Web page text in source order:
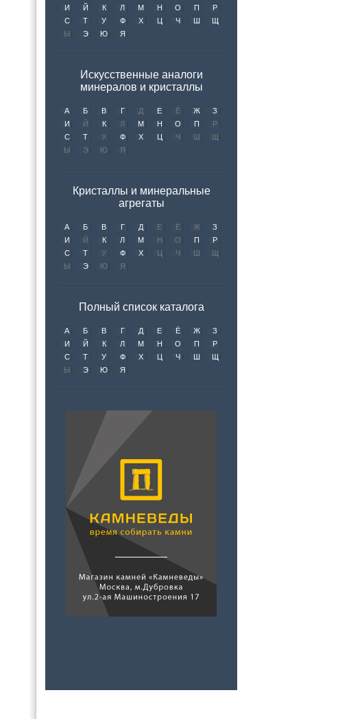
И
Й К Л М Н О П
Р
С
Т У Ф Х Ц Ч Ш
Щ
Ы
Э Ю Я
Искусственные аналоги
минералов и кристаллы
А Б В Г Д Е Ё Ж
З
И
Й К Л М Н О П
Р
С
Т У Ф Х Ц Ч Ш
Щ
Ы
Э Ю Я
Кристаллы и минеральные
агрегаты
А Б В Г Д Е Ё Ж
З
И
Й К Л М Н О П
Р
С
Т У Ф Х Ц Ч Ш
Щ
Ы
Э Ю Я
Полный список каталога
А Б В Г Д Е Ё Ж
З
И
Й К Л М Н О П
Р
С
Т У Ф Х Ц Ч Ш
Щ
Ы
Э Ю Я